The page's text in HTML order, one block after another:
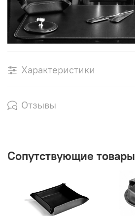
Характеристики
Отзывы
Сопутствующие товары